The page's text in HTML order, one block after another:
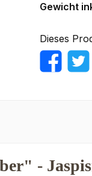
Gewicht
Dieses
-